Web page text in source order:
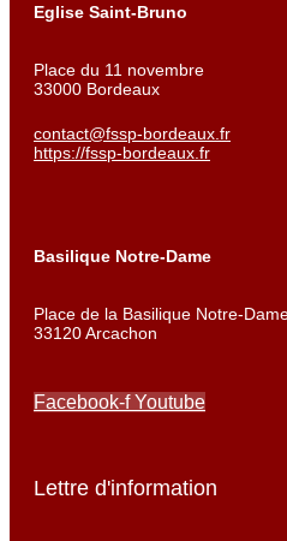
Eglise Saint-Bruno
Place du 11 novembre
33000 Bordeaux
contact@fssp-bordeaux.fr
https://fssp-bordeaux.fr
Basilique Notre-Dame
Place de la Basilique Notre-
33120 Arcachon
Facebook-f Youtube
Lettre d'information